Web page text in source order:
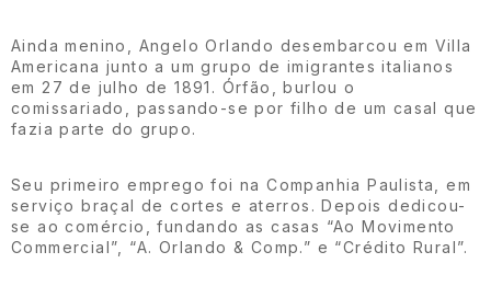
Ainda menino, Angelo Orlando desembarcou em Villa
Americana junto a um grupo de imigrantes italianos
em 27 de julho de 1891. Órfão, burlou o
comissariado, passando-se por filho de um casal que
fazia parte do grupo.
Seu primeiro emprego foi na Companhia Paulista, em
serviço braçal de cortes e aterros. Depois dedicou-
se ao comércio, fundando as casas “Ao Movimento
Commercial”, “A. Orlando & Comp.” e “Crédito Rural”.